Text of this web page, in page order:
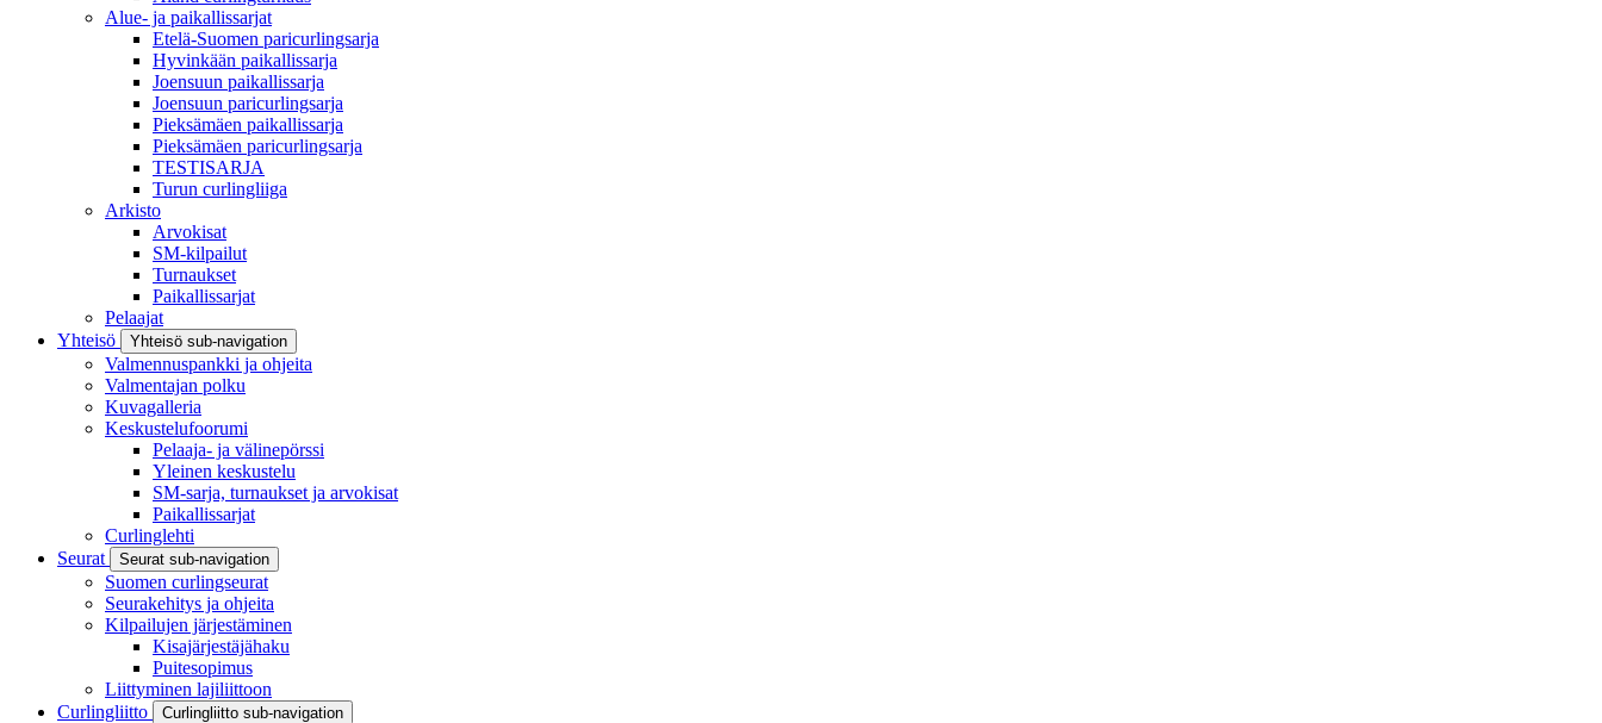
Alue- ja paikallissarjat
Etelä-Suomen paricurlingsarja
Hyvinkään paikallissarja
Joensuun paikallissarja
Joensuun paricurlingsarja
Pieksämäen paikallissarja
Pieksämäen paricurlingsarja
TESTISARJA
Turun curlingliiga
Arkisto
Arvokisat
SM-kilpailut
Turnaukset
Paikallissarjat
Pelaajat
Yhteisö
Yhteisö sub-navigation
Valmennuspankki ja ohjeita
Valmentajan polku
Kuvagalleria
Keskustelufoorumi
Pelaaja- ja välinepörssi
Yleinen keskustelu
SM-sarja, turnaukset ja arvokisat
Paikallissarjat
Curlinglehti
Seurat
Seurat sub-navigation
Suomen curlingseurat
Seurakehitys ja ohjeita
Kilpailujen järjestäminen
Kisajärjestäjähaku
Puitesopimus
Liittyminen lajiliittoon
Curlingliitto
Curlingliitto sub-navigation